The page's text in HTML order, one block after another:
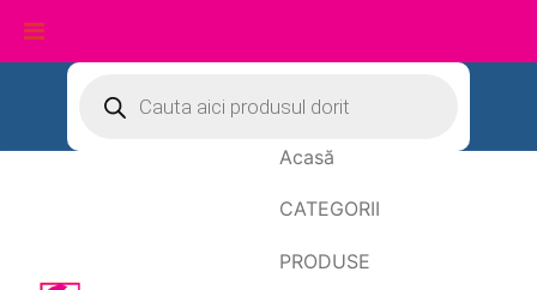
conținut
search
Acasă
CATEGORII
PRODUSE